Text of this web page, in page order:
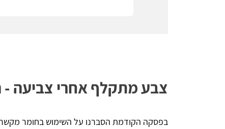
צבע מתקלף אחרי צביעה -
בפסקה הקודמת הסברנו על השימוש בחומר